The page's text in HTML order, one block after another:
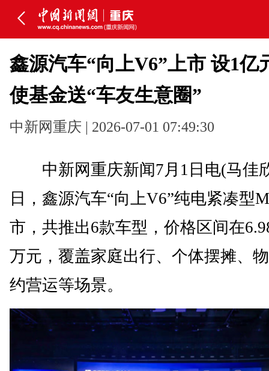
鑫源汽车“向上V6”上市 设1亿
使基金送“车友生意圈”
中新网重庆 | 2026-07-01 07:49:30
中新网重庆新闻7月1日电(马佳
日，鑫源汽车“向上V6”纯电紧凑型
市，共推出6款车型，价格区间在
万元，覆盖家庭出行、个体摆摊、
约营运等场景。